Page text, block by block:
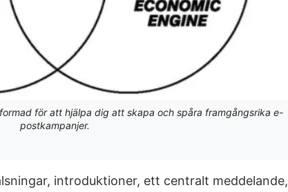
för att hjälpa dig att skapa och spåra framgångsrika e-
postkampanjer.
introduktioner, ett centralt meddelande,